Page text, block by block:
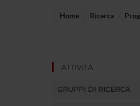
Home Ricerca
ATTIVITÀ
GRUPPI DI RICERCA